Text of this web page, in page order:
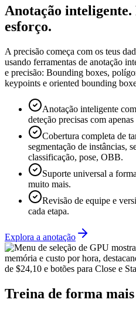
Anotação inteligente.
esforço.
A precisão começa com os teus
usando ferramentas de anotação
e precisão: Bounding boxes,
keypoints e oriented bounding
Anotação inteligente
deteção precisas com
Cobertura completa de
segmentação de instâncias,
classificação, pose, OBB.
Suporte universal a
muito mais.
Revisão de equipe e
cada etapa.
Explora a anotação
Treina de forma